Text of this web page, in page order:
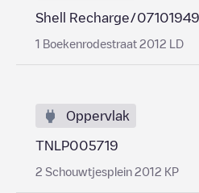
Shell Recharge/07101949
1 Boekenrodestraat 2012 LD
Oppervlak
TNLP005719
2 Schouwtjesplein 2012 KP